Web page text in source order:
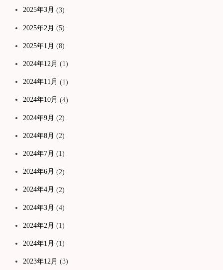
2025年3月 (3)
2025年2月 (5)
2025年1月 (8)
2024年12月 (1)
2024年11月 (1)
2024年10月 (4)
2024年9月 (2)
2024年8月 (2)
2024年7月 (1)
2024年6月 (2)
2024年4月 (2)
2024年3月 (4)
2024年2月 (1)
2024年1月 (1)
2023年12月 (3)